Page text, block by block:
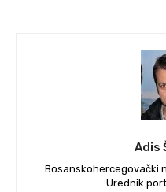
Adis
Bosanskohercegovački
Urednik